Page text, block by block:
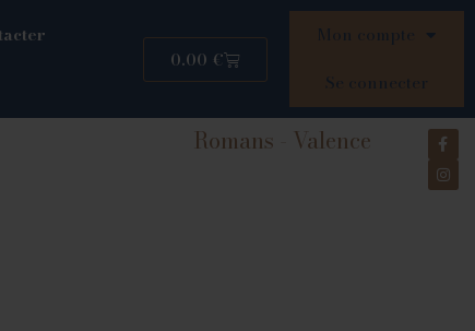
0.00 €
Mon compte
Se connecter
Romans - Valence